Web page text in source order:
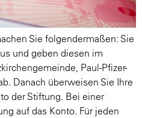
Sie folgendermaßen: Sie
und geben diesen im
Paul-Pfizer-
Danach überweisen Sie Ihre
der Stiftung. Bei einer
auf das Konto. Für jeden